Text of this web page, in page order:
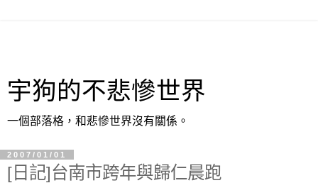
宇狗的不悲慘世界
一個部落格，和悲慘世界沒有關係。
2007/01/01
[日記]台南市跨年與歸仁晨跑